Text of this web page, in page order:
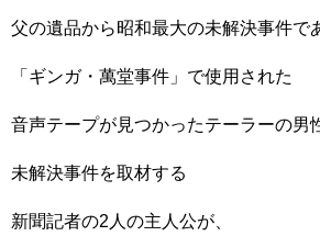
父の遺品から昭和最大の未解決事件で
「ギンガ・萬堂事件」で使用された
音声テープが見つかったテーラーの男
未解決事件を取材する
新聞記者の2人の主人公が、